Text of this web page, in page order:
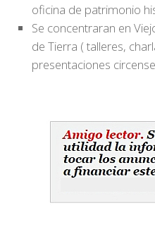
oficina de patrimonio
Se concentraran en
de Tierra ( talleres,
presentaciones